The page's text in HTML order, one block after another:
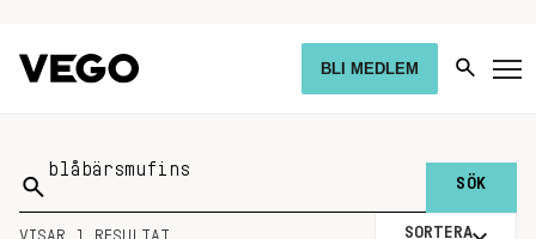
BLI MEDLEM
Sök
på:
SORTERA